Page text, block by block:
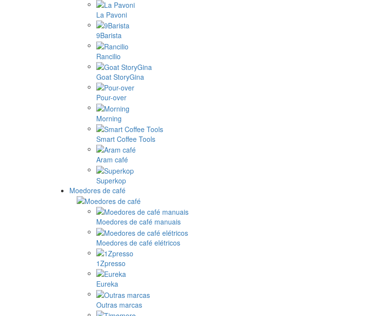
La Pavoni
9Barista
Rancilio
Goat StoryGina
Pour-over
Morning
Smart Coffee Tools
Aram café
Superkop
Moedores de café
Moedores de café manuais
Moedores de café elétricos
1Zpresso
Eureka
Outras marcas